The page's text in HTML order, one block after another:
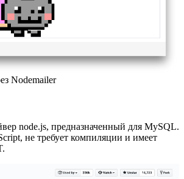
Nodemailer
node.js, предназначенный для MySQL.
не требует компиляции и имеет